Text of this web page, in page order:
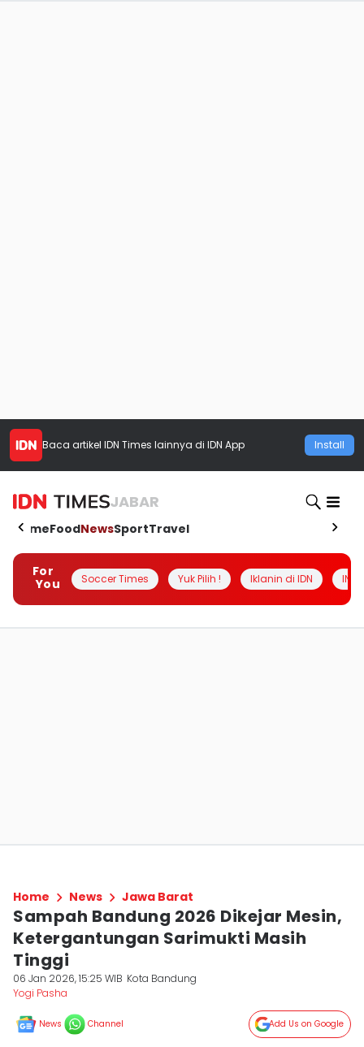
Baca artikel IDN Times lainnya di IDN App Install
JABAR
HomeFoodNewsSportTravel
For
You
Soccer Times Yuk Pilih ! Iklanin di IDN
Home News Jawa Barat
Sampah Bandung 2026 Dikejar Mesin,
Ketergantungan Sarimukti Masih
Tinggi
06 Jan 2026, 15:25 WIB Kota Bandung
Yogi Pasha
News Channel Add Us on Google